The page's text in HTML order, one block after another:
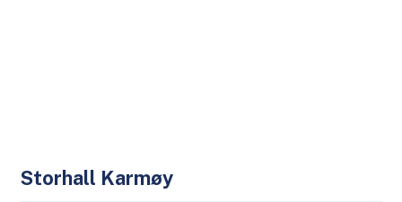
Storhall Karmøy